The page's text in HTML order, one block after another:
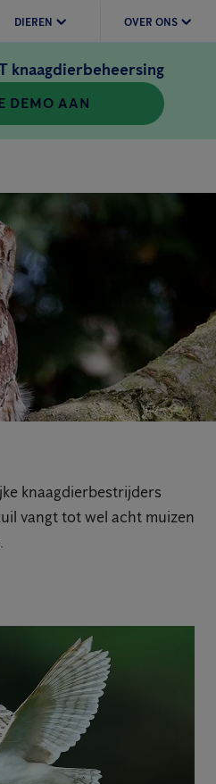
DIEREN OVER ONS
knaagdierbeheersing
DEMO AAN
knaagdierbestrijders
vangt tot wel acht muizen